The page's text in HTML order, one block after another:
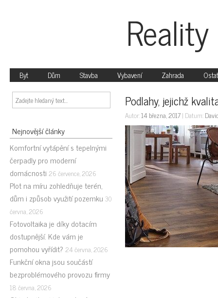
Byt Dům Stavba Vybavení Zahrada
Nejnovější články
Komfortní vytápění s tepelnými
čerpadly pro moderní
domácnosti 26 července, 2026
Plot na míru zohledňuje terén,
dům i způsob využití pozemku 30
června, 2026
Fotovoltaika je díky dotacím
dostupnější. Kde vám je
pomohou vyřídit? 24 června, 2026
Funkční okna jsou součástí
bezproblémového provozu firmy
18 června, 2026
Podlahy, jejichž
Autor:14 března, 2017| Datum: